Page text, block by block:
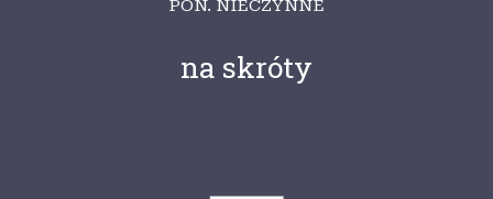
PON. NIECZYNNE
na skróty